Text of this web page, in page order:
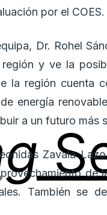
por el COES.
Dr. Rohel
y ve la
la región cuenta
energía
a un futuro más
Zavala
de
También se